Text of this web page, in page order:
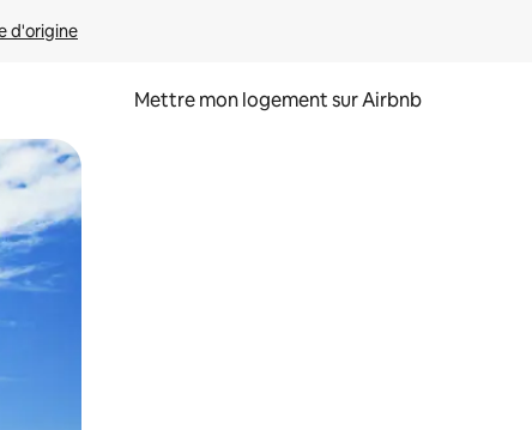
d'origine
Mettre mon logement sur Airbnb